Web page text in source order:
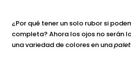
¿Por qué tener un solo rubor si
completa? Ahora los ojos no serán
una variedad de colores en una